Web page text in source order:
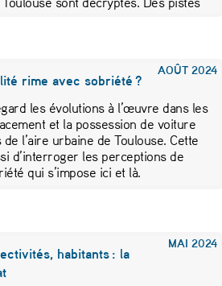
AOÛT 2024
rime avec sobriété ?
les évolutions à l’œuvre dans les
et la possession de voiture
l’aire urbaine de Toulouse. Cette
d’interroger les perceptions de
qui s’impose ici et là.
MAI 2024
habitants : la